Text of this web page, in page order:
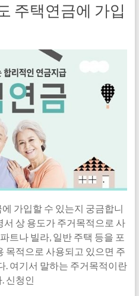
주택연금에 가입
가입할 수 있는지 궁금합니
상 용도가 주거목적으로 사
트나 빌라, 일반 주택 등을 포
목적으로 사용되고 있으면 주
. 여기서 말하는 주거목적이란
신청인